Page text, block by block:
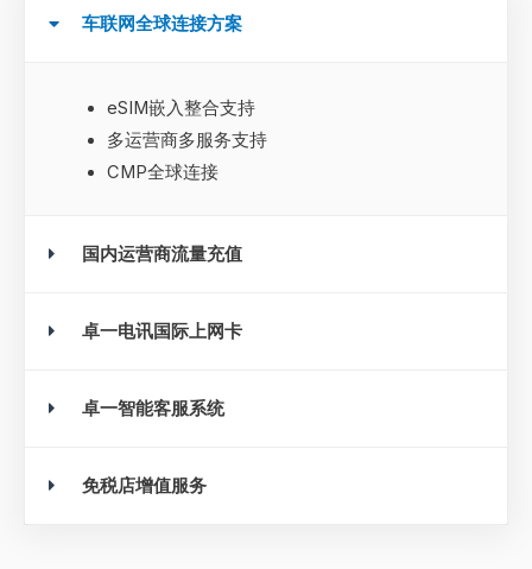
车联网全球连接方案
eSIM嵌入整合支持
多运营商多服务支持
CMP全球连接
国内运营商流量充值
卓一电讯国际上网卡
卓一智能客服系统
免税店增值服务